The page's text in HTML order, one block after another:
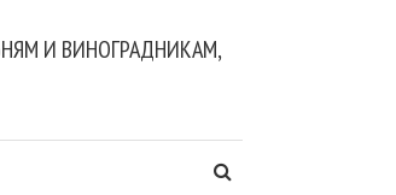
И ВИНОГРАДНИКАМ,